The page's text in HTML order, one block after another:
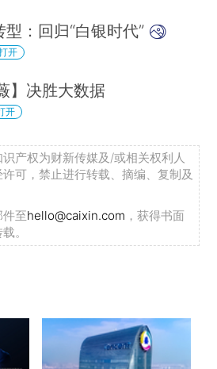
：回归“白银时代”
开
】决胜大数据
开
产权为财新传媒及/或相关权利人
可，禁止进行转载、摘编、复制及
至hello@caixin.com ，获得书面
。